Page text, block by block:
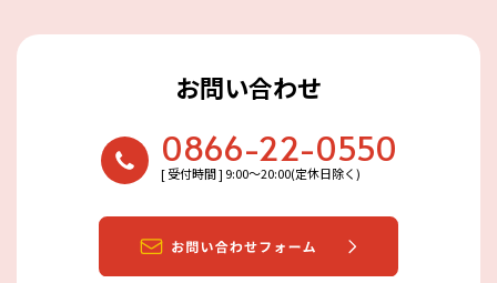
お問い合わせ
0866-22-0550
[ 受付時間 ] 9:00〜20:00(定休日除く)